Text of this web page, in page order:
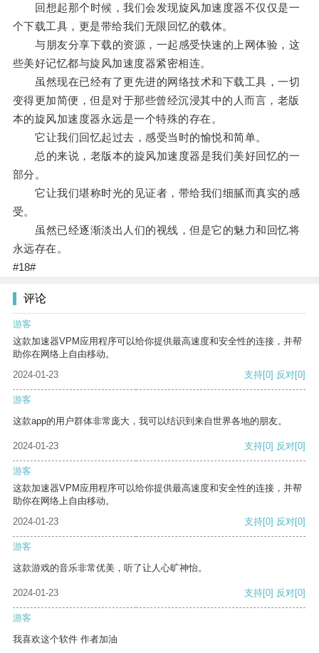
回想起那个时候，我们会发现旋风加速度器不仅仅是一
个下载工具，更是带给我们无限回忆的载体。
与朋友分享下载的资源，一起感受快速的上网体验，这
些美好记忆都与旋风加速度器紧密相连。
虽然现在已经有了更先进的网络技术和下载工具，一切
变得更加简便，但是对于那些曾经沉浸其中的人而言，老版
本的旋风加速度器永远是一个特殊的存在。
它让我们回忆起过去，感受当时的愉悦和简单。
总的来说，老版本的旋风加速度器是我们美好回忆的一
部分。
它让我们堪称时光的见证者，带给我们细腻而真实的感
受。
虽然已经逐渐淡出人们的视线，但是它的魅力和回忆将
永远存在。
#18#
评论
游客
这款加速器VPM应用程序可以给你提供最高速度和安全性的连接，并帮
助你在网络上自由移动。
2024-01-23
支持[0] 反对[0]
游客
这款app的用户群体非常庞大，我可以结识到来自世界各地的朋友。
2024-01-23 支持[0] 反对[0]
游客
这款加速器VPM应用程序可以给你提供最高速度和安全性的连接，并帮
助你在网络上自由移动。
2024-01-23
支持[0] 反对[0]
游客
这款游戏的音乐非常优美，听了让人心旷神怡。
2024-01-23 支持[0] 反对[0]
游客
我喜欢这个软件 作者加油